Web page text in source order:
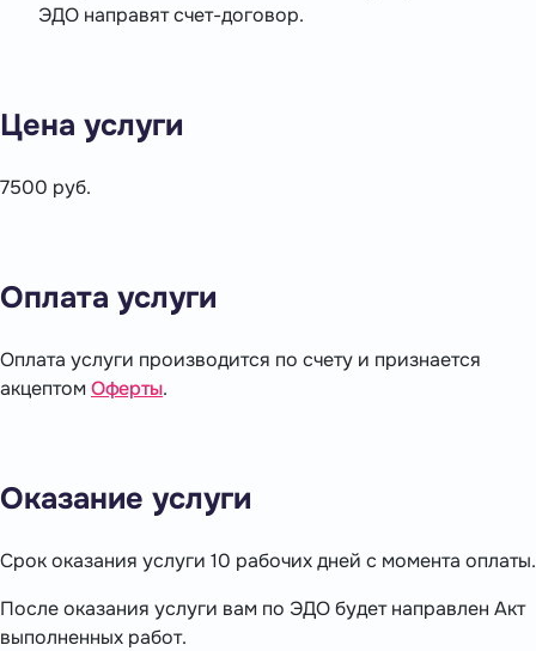
ЭДО направят счет-договор.
Цена услуги
7500 руб.
Оплата услуги
Оплата услуги производится по счету и признается
акцептомОферты.
Оказание услуги
Срок оказания услуги 10 рабочих дней с момента оплаты.
После оказания услуги вам по ЭДО будет направлен Акт
выполненных работ.